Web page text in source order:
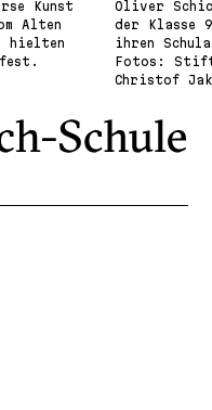
Kunst
Alten
hielten
fest.
Oliver
der Klasse
ihren
Fotos:
Christof